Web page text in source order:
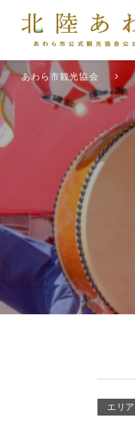
あわら市観光協会
エリア